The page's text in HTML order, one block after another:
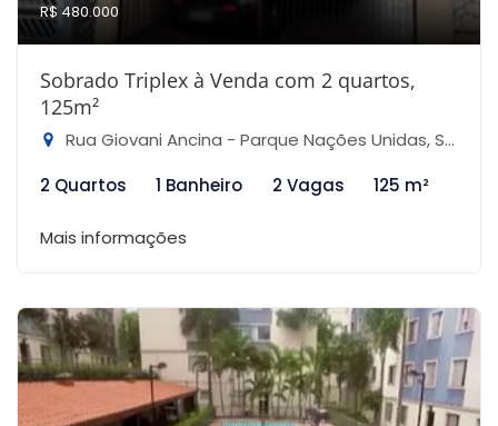
R$ 480.000
Sobrado Triplex à Venda com 2 quartos,
125m²
Rua Giovani Ancina - Parque Nações Unidas, São Paulo-SP
2 Quartos
1 Banheiro 2 Vagas 125 m²
Mais informações